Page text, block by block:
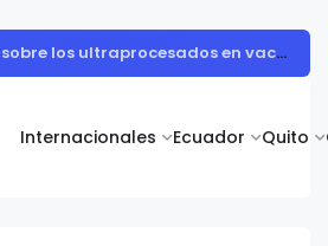
Internacionales Ecuador Quito
Muestra de arte contemporáneo reunió a cuerpo diplomático y artistas nacionales en la Academia Diplomática Galo Plaza